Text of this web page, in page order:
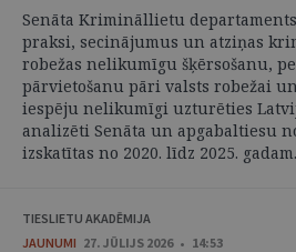
Senāta Krimināllietu
praksi, secinājumus un atziņas
robežas nelikumīgu šķērsošanu,
pārvietošanu pāri valsts robežai
iespēju nelikumīgi uzturēties
analizēti Senāta un apgabaltiesu
izskatītas no 2020. līdz 2025.
TIESLIETU AKADĒMIJA
JAUNUMI 27. JŪLIJS 2026 • 14:53